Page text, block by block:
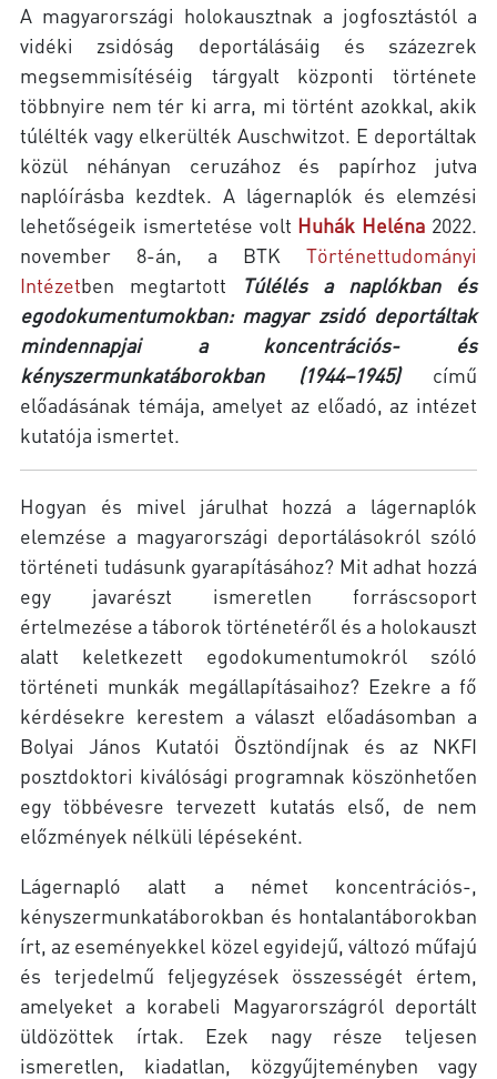
A magyarországi holokausztnak a jogfosztástól a
vidéki zsidóság deportálásáig és százezrek
megsemmisítéséig tárgyalt központi története
többnyire nem tér ki arra, mi történt azokkal, akik
túlélték vagy elkerülték Auschwitzot. E deportáltak
közül néhányan ceruzához és papírhoz jutva
naplóírásba kezdtek. A lágernaplók és elemzési
lehetőségeik ismertetése volt Huhák Heléna 2022.
november 8-án, a BTK Történettudományi
Intézetben megtartott
Túlélés a naplókban és
egodokumentumokban: magyar zsidó deportáltak
mindennapjai a koncentrációs- és
kényszermunkatáborokban (1944–1945)című
előadásának témája, amelyet az előadó, az intézet
kutatója ismertet.
Hogyan és mivel járulhat hozzá a lágernaplók
elemzése a magyarországi deportálásokról szóló
történeti tudásunk gyarapításához? Mit adhat hozzá
egy javarészt ismeretlen forráscsoport
értelmezése a táborok történetéről és a holokauszt
alatt keletkezett egodokumentumokról szóló
történeti munkák megállapításaihoz? Ezekre a fő
kérdésekre kerestem a választ előadásomban a
Bolyai János Kutatói Ösztöndíjnak és az NKFI
posztdoktori kiválósági programnak köszönhetően
egy többévesre tervezett kutatás első, de nem
előzmények nélküli lépéseként.
Lágernapló alatt a német koncentrációs-,
kényszermunkatáborokban és hontalantáborokban
írt, az eseményekkel közel egyidejű, változó műfajú
és terjedelmű feljegyzések összességét értem,
amelyeket a korabeli Magyarországról deportált
üldözöttek írtak. Ezek nagy része teljesen
ismeretlen, kiadatlan, közgyűjteményben vagy